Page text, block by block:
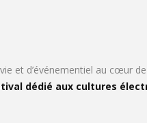
et d’événementiel au cœur
dédié aux cultures